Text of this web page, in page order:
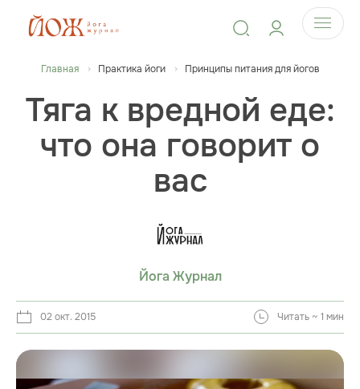
Главная Практика йоги Принципы питания для йогов
Тяга к вредной еде:
что она говорит о
вас
Йога Журнал
02 окт. 2015 Читать ~ 1 мин